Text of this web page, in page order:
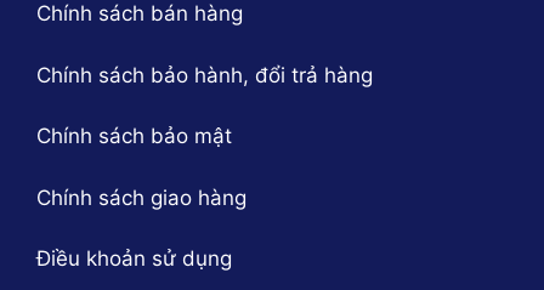
Chính sách bán hàng
Chính sách bảo hành, đổi trả hàng
Chính sách bảo mật
Chính sách giao hàng
Điều khoản sử dụng